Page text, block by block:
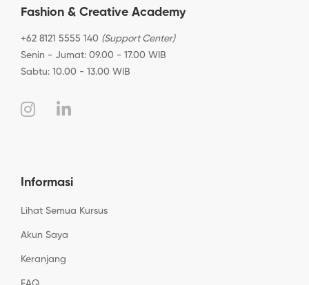
Fashion & Creative Academy
+62 8121 5555 140 (Support Center)
Senin - Jumat: 09.00 - 17.00 WIB
Sabtu: 10.00 - 13.00 WIB
Informasi
Lihat Semua Kursus
Akun Saya
Keranjang